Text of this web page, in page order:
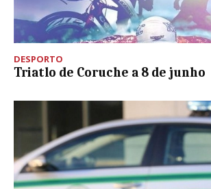
DESPORTO
Triatlo de Coruche a 8 de junho